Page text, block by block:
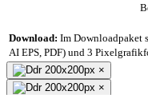
Download: Im Downloadpaket
AI EPS, PDF) und 3
×
×